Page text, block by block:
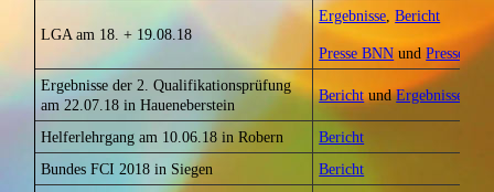
LGA am 18. + 19.08.18
Ergebnisse,Bericht
Presse BNN undPresse BT
Ergebnisse der 2. Qualifikationsprüfung
am 22.07.18 in Haueneberstein
BerichtundErgebnisse
Helferlehrgang am 10.06.18 in Robern
Bericht
Bundes FCI 2018 in Siegen
Bericht